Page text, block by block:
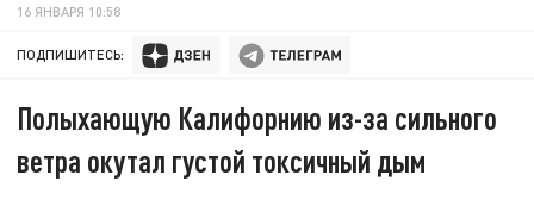
16 ЯНВАРЯ 10:58
ПОДПИШИТЕСЬ:
Полыхающую Калифорнию из-за сильного
ветра окутал густой токсичный дым